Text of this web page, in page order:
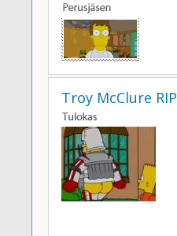
Troy McClure RIP